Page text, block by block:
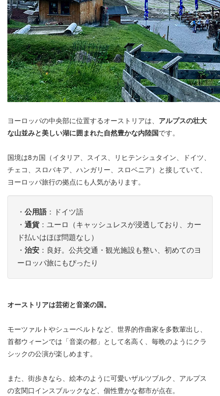
ヨーロッパの中央部に位置するオーストリアは、 アルプスの壮大
な山並みと美しい湖に囲まれた自然豊かな内陸国です。
国境は8カ国（イタリア、スイス、リヒテンシュタイン、ドイツ、
チェコ、スロバキア、ハンガリー、スロベニア）と接していて、
ヨーロッパ旅行の拠点にも人気があります。
・ 公用語：ドイツ語
・ 通貨：ユーロ（キャッシュレスが浸透しており、カー
ド払いはほぼ問題なし）
・ 治安 ：良好。公共交通・観光施設も整い、初めてのヨ
ーロッパ旅にもぴったり
オーストリアは芸術と音楽の国。
モーツァルトやシューベルトなど、世界的作曲家を多数輩出し、
首都ウィーンでは「音楽の都」として名高く、毎晩のようにクラ
シックの公演が楽しめます。
また、街歩きなら、絵本のように可愛いザルツブルク、アルプス
の玄関口インスブルックなど、個性豊かな都市が点在。